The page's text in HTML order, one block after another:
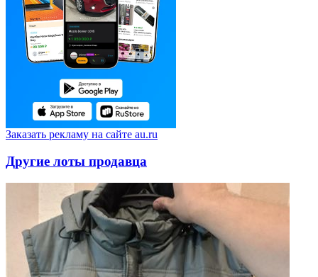
Заказать рекламу на сайте au.ru
Другие лоты продавца